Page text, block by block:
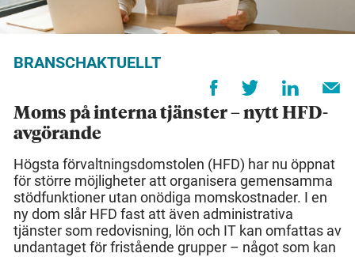
BRANSCHAKTUELLT
Moms på interna tjänster – nytt HFD-
avgörande
Högsta förvaltningsdomstolen (HFD) har nu öppnat
för större möjligheter att organisera gemensamma
stödfunktioner utan onödiga momskostnader. I en
ny dom slår HFD fast att även administrativa
tjänster som redovisning, lön och IT kan omfattas av
undantaget för fristående grupper – något som kan